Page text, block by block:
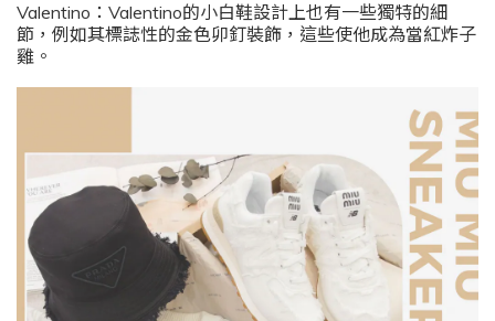
Valentino：Valentino的小白鞋設計上也有一些獨特的細
節，例如其標誌性的金色卯釘裝飾，這些使他成為當紅炸子
雞。